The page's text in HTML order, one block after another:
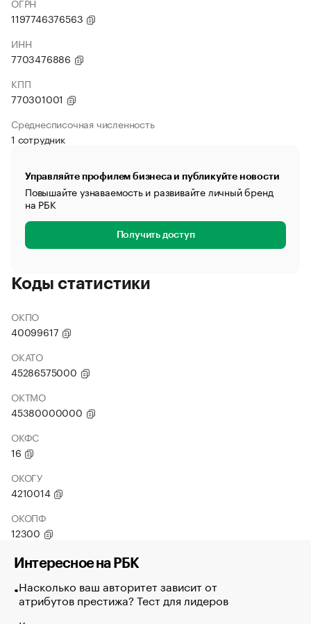
1197746376563
ИНН
7703476886
КПП
770301001
Среднесписочная численность
1 сотрудник
Управляйте профилем бизнеса и публикуйте новости
Повышайте узнаваемость и развивайте личный бренд
на РБК
Получить доступ
Коды статистики
ОКПО
40099617
ОКАТО
45286575000
ОКТМО
45380000000
ОКФС
16
ОКОГУ
4210014
ОКОПФ
12300
Интересное на РБК
Насколько ваш авторитет зависит от
атрибутов престижа? Тест для лидеров